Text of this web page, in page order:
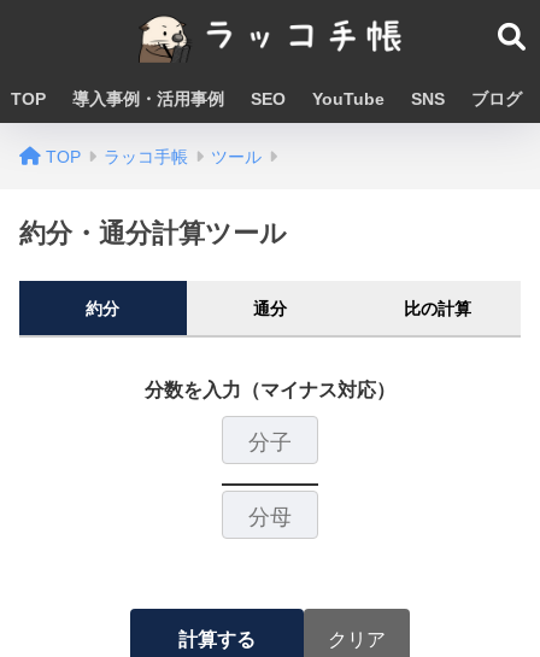
TOP 導入事例・活用事例 SEO YouTube SNS ブログ
TOP ラッコ手帳 ツール
約分・通分計算ツール
約分 通分 比の計算
分数を入力（マイナス対応）
計算する クリア